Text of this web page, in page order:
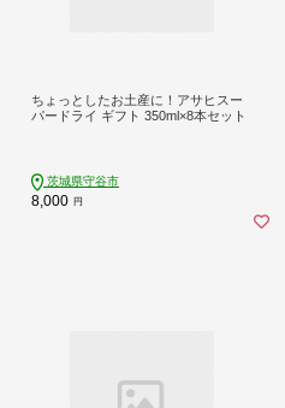
ちょっとしたお土産に！アサヒスー
パードライ ギフト 350ml×8本セット
茨城県守谷市
8,000 円